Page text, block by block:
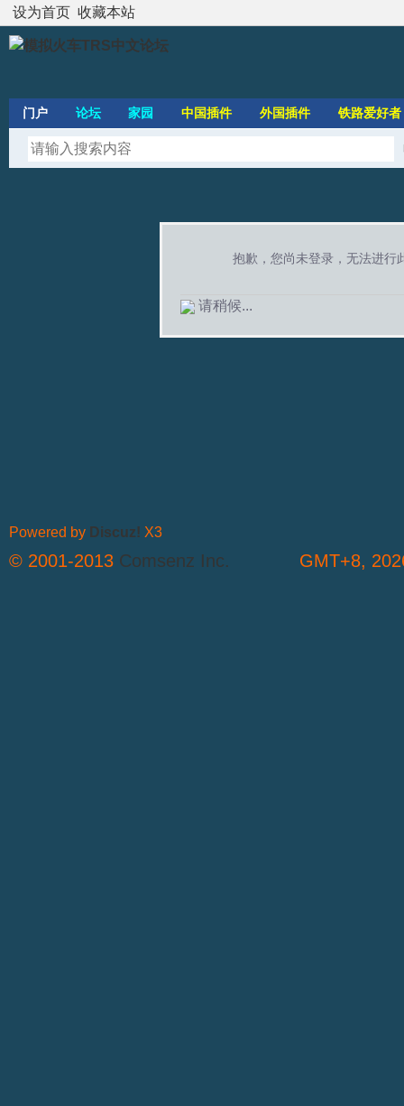
设为首页 收藏本站
门户 论坛 家园 中国插件 外国插件 铁路爱好者
抱歉，您尚未登录，无法进行
请稍候...
GMT+8,
Powered by Discuz! X3
© 2001-2013 Comsenz Inc.